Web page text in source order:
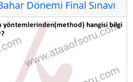
Dönemi Final Sınavı